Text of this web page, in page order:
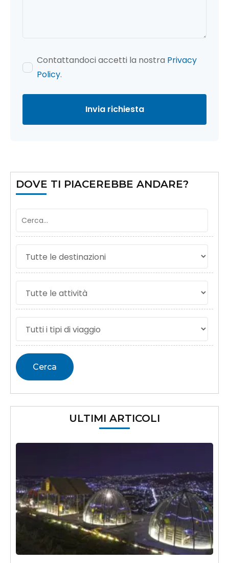
Contattandoci accetti la nostra Privacy
Policy.
Invia richiesta
DOVE TI PIACEREBBE ANDARE?
ULTIMI ARTICOLI